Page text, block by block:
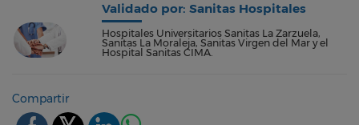
Validado por: Sanitas Hospitales
Hospitales Universitarios Sanitas La Zarzuela,
Sanitas La Moraleja, Sanitas Virgen del Mar y el
Hospital Sanitas CIMA.
Compartir